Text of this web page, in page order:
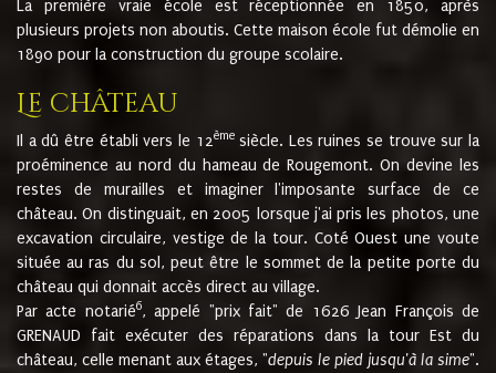
La première vraie école est réceptionnée en 1850, après
plusieurs projets non aboutis. Cette maison école fut démolie en
1890 pour la construction du groupe scolaire.
Le château
Il a dû être établi vers le 12èmesiècle. Les ruines se trouve sur la
proéminence au nord du hameau de Rougemont. On devine les
restes de murailles et imaginer l'imposante surface de ce
château. On distinguait, en 2005 lorsque j'ai pris les photos, une
excavation circulaire, vestige de la tour. Coté Ouest une voute
située au ras du sol, peut être le sommet de la petite porte du
château qui donnait accès direct au village.
Par acte notarié6, appelé "prix fait" de 1626 Jean François de
GRENAUD fait exécuter des réparations dans la tour Est du
château, celle menant aux étages, "depuis le pied jusqu'à la sime".